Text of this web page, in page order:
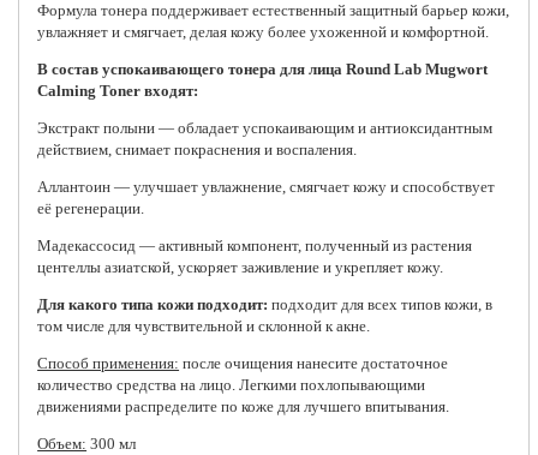
Формула тонера поддерживает естественный защитный барьер кожи,
увлажняет и смягчает, делая кожу более ухоженной и комфортной.
В состав успокаивающего тонера для лица Round Lab Mugwort
Calming Toner входят:
Экстракт полыни — обладает успокаивающим и антиоксидантным
действием, снимает покраснения и воспаления.
Аллантоин — улучшает увлажнение, смягчает кожу и способствует
её регенерации.
Мадекассосид — активный компонент, полученный из растения
центеллы азиатской, ускоряет заживление и укрепляет кожу.
Для какого типа кожи подходит: подходит для всех типов кожи, в
том числе для чувствительной и склонной к акне.
Способ применения: после очищения нанесите достаточное
количество средства на лицо. Легкими похлопывающими
движениями распределите по коже для лучшего впитывания.
Объем: 300 мл